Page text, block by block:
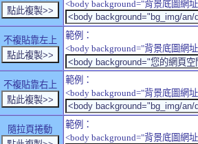
<body background="背景底圖網
不複貼靠左上
範例：
<body background="背景底圖網
不複貼靠右上
範例：
<body background="背景底圖網
隨拉頁捲動
範例：
<body background="背景底圖網